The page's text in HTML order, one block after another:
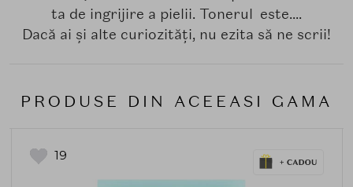
ta de ingrijire a pielii. Tonerul este....
Dacă ai și alte curiozități, nu ezita să ne scrii!
PRODUSE DIN ACEEASI GAMA
19